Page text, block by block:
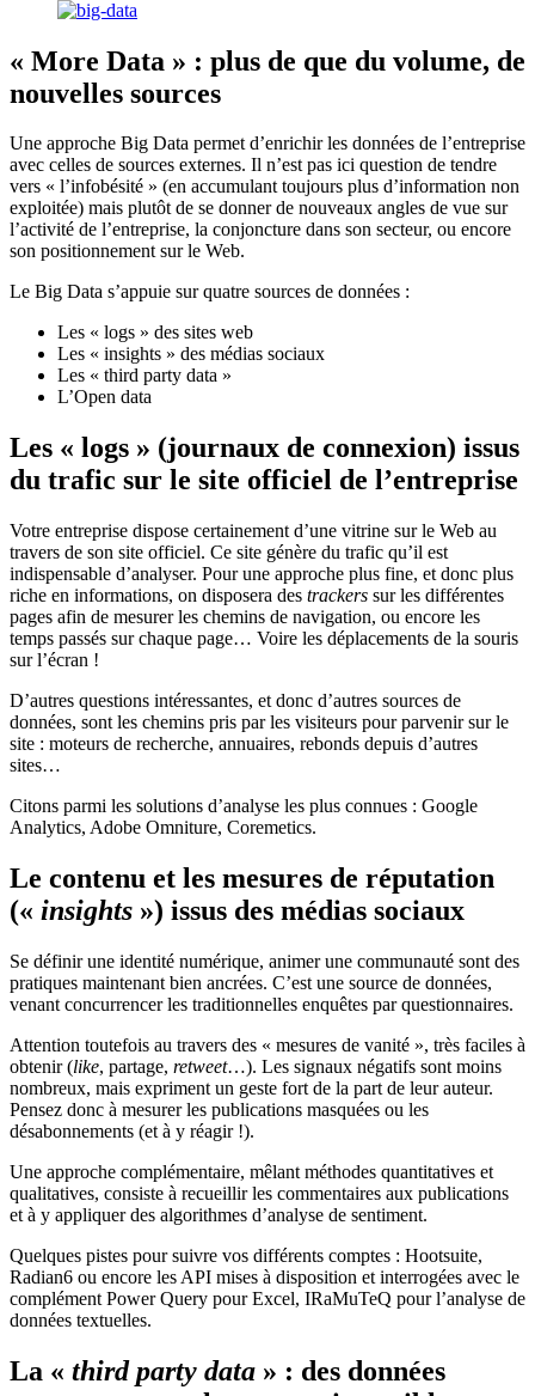
« More Data » : plus de que du volume, de
nouvelles sources
Une approche Big Data permet d’enrichir les données de l’entreprise
avec celles de sources externes. Il n’est pas ici question de tendre
vers « l’infobésité » (en accumulant toujours plus d’information non
exploitée) mais plutôt de se donner de nouveaux angles de vue sur
l’activité de l’entreprise, la conjoncture dans son secteur, ou encore
son positionnement sur le Web.
Le Big Data s’appuie sur quatre sources de données :
Les « logs » des sites web
Les « insights » des médias sociaux
Les « third party data »
L’Open data
Les « logs » (journaux de connexion) issus
du trafic sur le site officiel de l’entreprise
Votre entreprise dispose certainement d’une vitrine sur le Web au
travers de son site officiel. Ce site génère du trafic qu’il est
indispensable d’analyser. Pour une approche plus fine, et donc plus
riche en informations, on disposera des trackers sur les différentes
pages afin de mesurer les chemins de navigation, ou encore les
temps passés sur chaque page… Voire les déplacements de la souris
sur l’écran !
D’autres questions intéressantes, et donc d’autres sources de
données, sont les chemins pris par les visiteurs pour parvenir sur le
site : moteurs de recherche, annuaires, rebonds depuis d’autres
sites…
Citons parmi les solutions d’analyse les plus connues : Google
Analytics, Adobe Omniture, Coremetics.
Le contenu et les mesures de réputation
(« insights ») issus des médias sociaux
Se définir une identité numérique, animer une communauté sont des
pratiques maintenant bien ancrées. C’est une source de données,
venant concurrencer les traditionnelles enquêtes par questionnaires.
Attention toutefois au travers des « mesures de vanité », très faciles à
obtenir (like, partage, retweet…). Les signaux négatifs sont moins
nombreux, mais expriment un geste fort de la part de leur auteur.
Pensez donc à mesurer les publications masquées ou les
désabonnements (et à y réagir !).
Une approche complémentaire, mêlant méthodes quantitatives et
qualitatives, consiste à recueillir les commentaires aux publications
et à y appliquer des algorithmes d’analyse de sentiment.
Quelques pistes pour suivre vos différents comptes : Hootsuite,
Radian6 ou encore les API mises à disposition et interrogées avec le
complément Power Query pour Excel, IRaMuTeQ pour l’analyse de
données textuelles.
La « third party data » : des données